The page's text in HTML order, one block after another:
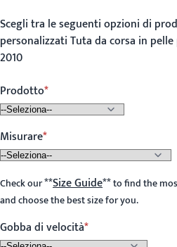
Scegli tra le seguenti opzioni di
personalizzati Tuta da corsa in
2010
Prodotto
Misurare
Check our**Size Guide**to find the
and choose the best size for you.
Gobba di velocità